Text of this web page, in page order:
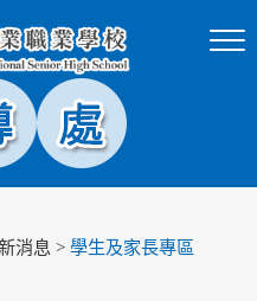
消息 > 學生及家長專區